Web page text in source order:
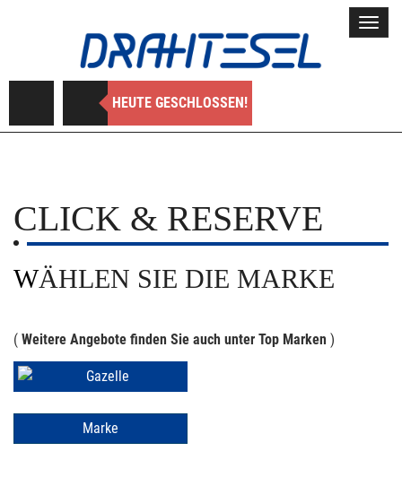
HEUTE GESCHLOSSEN!
CLICK & RESERVE
WÄHLEN SIE DIE MARKE
( Weitere Angebote finden Sie auch unter Top Marken )
Marke